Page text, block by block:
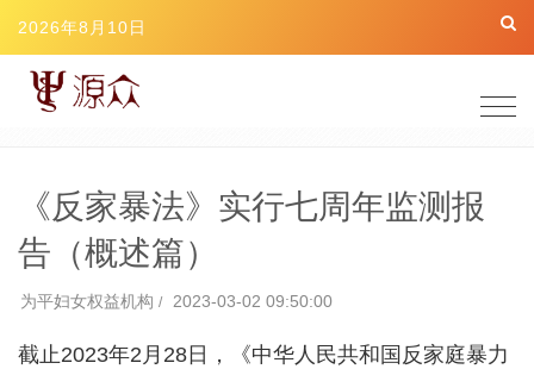
2026年8月10日
《反家暴法》实行七周年监测报
告（概述篇）
为平妇女权益机构 2023-03-02 09:50:00
截止2023年2 月 28 日，《中华人民共和国反家庭暴力